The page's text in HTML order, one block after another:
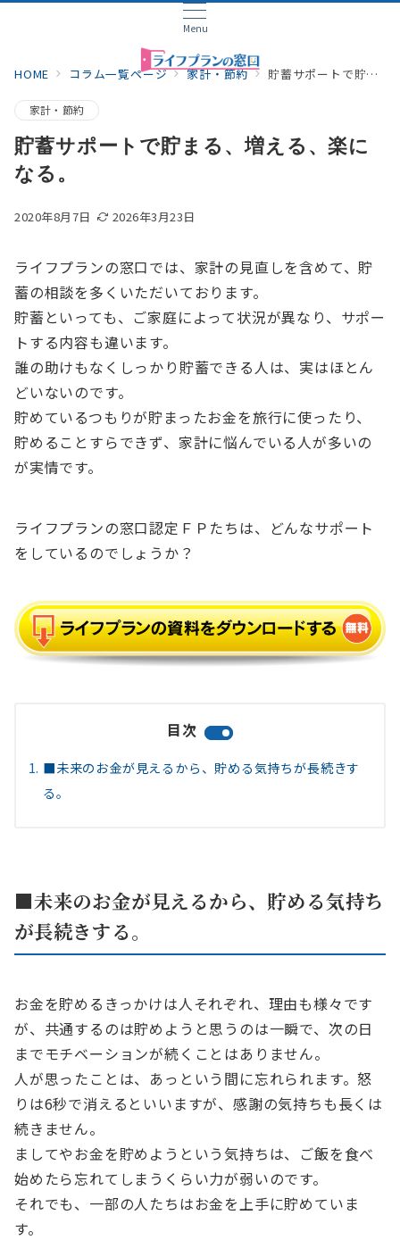
Menu
HOME コラム一覧ページ 家計・節約 貯蓄サポートで貯まる、増える、楽になる。
家計・節約
貯蓄サポートで貯まる、増える、楽に
なる。
2020年8月7日 2026年3月23日
ライフプランの窓口では、家計の見直しを含めて、貯
蓄の相談を多くいただいております。
貯蓄といっても、ご家庭によって状況が異なり、サポー
トする内容も違います。
誰の助けもなくしっかり貯蓄できる人は、実はほとん
どいないのです。
貯めているつもりが貯まったお金を旅行に使ったり、
貯めることすらできず、家計に悩んでいる人が多いの
が実情です。
ライフプランの窓口認定ＦＰたちは、どんなサポート
をしているのでしょうか？
目次
■未来のお金が見えるから、貯める気持ちが長続きす
る。
■未来のお金が見えるから、貯める気持ち
が長続きする。
お金を貯めるきっかけは人それぞれ、理由も様々です
が、共通するのは貯めようと思うのは一瞬で、次の日
までモチベーションが続くことはありません。
人が思ったことは、あっという間に忘れられます。怒
りは6秒で消えるといいますが、感謝の気持ちも長くは
続きません。
ましてやお金を貯めようという気持ちは、ご飯を食べ
始めたら忘れてしまうくらい力が弱いのです。
それでも、一部の人たちはお金を上手に貯めていま
す。